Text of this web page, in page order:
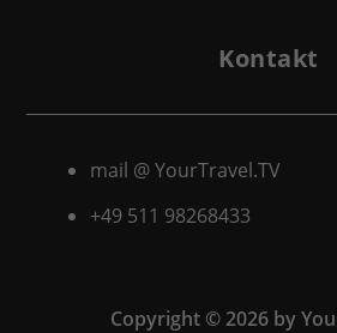
Kontakt
mail @ YourTravel.TV
+49 511 98268433
Copyright © 2026 by